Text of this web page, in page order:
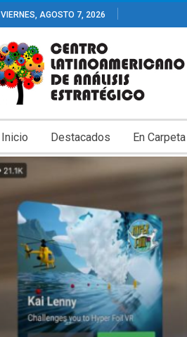
VIERNES, AGOSTO 7, 2026
Inicio Destacados En Carpeta